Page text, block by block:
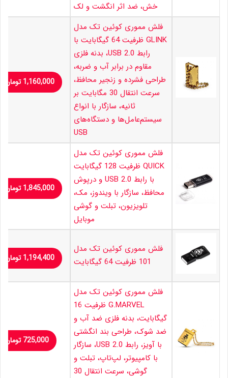
خش، ضد اثر انگشت و لک
فلش مموری کوئین تک مدل
GLINK ظرفیت 64 گیگابایت با
رابط USB 2.0، بدنه فلزی
مقاوم در برابر آب و ضربه،
طراحی فشرده و زنجیر محافظ،
سرعت انتقال 30 مگابایت بر
ثانیه، سازگار با انواع
سیستم‌عامل‌ها و دستگاه‌های
USB
1,160,000 تومان
فلش مموری کوئین تک مدل
QUICK ظرفیت 128 گیگابایت
با رابط USB 2.0 و درپوش
محافظ، سازگار با ویندوز، مک،
تلویزیون، تبلت و گوشی
موبایل
1,845,000 تومان
فلش مموری کوئین تک مدل
101 ظرفیت 64 گیگابایت
1,194,400 تومان
فلش مموری کوئین تک مدل
G.MARVEL ظرفیت 16
گیگابایت، بدنه فلزی ضد آب و
ضد شوک، طراحی بند انگشتی
با آویز، رابط USB 2.0، سازگار
با کامپیوتر، لپ‌تاپ، تبلت و
گوشی، سرعت انتقال 30
725,000 تومان